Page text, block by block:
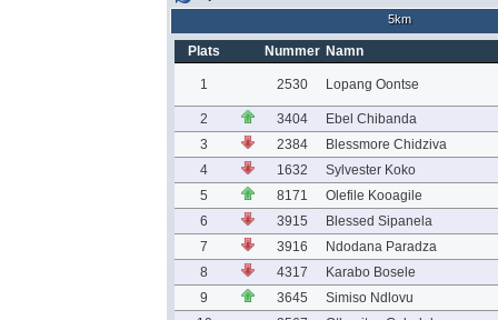
5km
Plats Nummer Namn
1 2530 Lopang Oontse
2 3404
Ebel Chibanda
3
2384
Blessmore Chidziva
4
1632
Sylvester Koko
5
8171
Olefile Kooagile
6
3915
Blessed Sipanela
7
3916
Ndodana Paradza
8
4317
Karabo Bosele
9
3645
Simiso Ndlovu